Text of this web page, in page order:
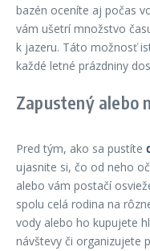
bazén oceníte aj počas
vám ušetrí množstvo
k jazeru. Táto možnosť
každé letné prázdniny
Zapustený alebo
Pred tým, ako sa pustíte
ujasnite si, čo od neho
alebo vám postačí
spolu celá rodina na
vody alebo ho kupujete
návštevy či organizujete